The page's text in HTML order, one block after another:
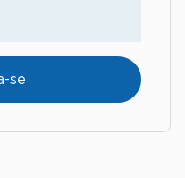
se